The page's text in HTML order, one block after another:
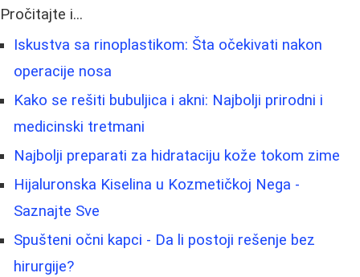
Pročitajte i...
Iskustva sa rinoplastikom: Šta očekivati nakon
operacije nosa
Kako se rešiti bubuljica i akni: Najbolji prirodni i
medicinski tretmani
Najbolji preparati za hidrataciju kože tokom zime
Hijaluronska Kiselina u Kozmetičkoj Nega -
Saznajte Sve
Spušteni očni kapci - Da li postoji rešenje bez
hirurgije?